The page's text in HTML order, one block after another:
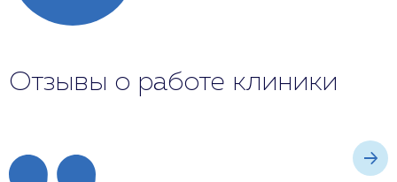
Отзывы о работе клиники